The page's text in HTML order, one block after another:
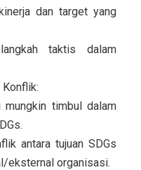
dan target yang
langkah taktis dalam
timbul dalam
antara tujuan SDGs
eksternal organisasi.